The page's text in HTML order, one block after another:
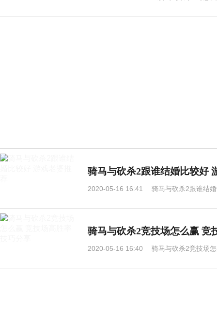
骑马与砍杀2跟谁结婚比较好
2020-05-16 16:41 骑马与砍杀2跟谁结
骑马与砍杀2竞技场怎么赢 竞
2020-05-16 16:40 骑马与砍杀2竞技场